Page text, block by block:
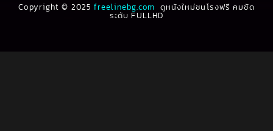
1991
1990
Copyright © 2025freelinebg.com ดูหนังใหม่ชนโรงฟรี คมชัด
ระดับ FULLHD